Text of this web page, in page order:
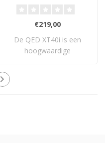
€219,00
De QED XT40i is een
hoogwaardige